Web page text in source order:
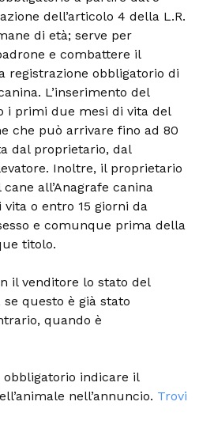
dell’articolo 4 della L.R.
di età; serve per
e combattere il
registrazione obbligatorio di
L’inserimento del
i primi due mesi di vita del
che può arrivare fino ad 80
dal proprietario, dal
Inoltre, il proprietario
all’Anagrafe canina
o entro 15 giorni da
e comunque prima della
titolo.
il venditore lo stato del
questo è già stato
quando è
indicare il
nell’annuncio. Trovi